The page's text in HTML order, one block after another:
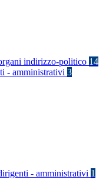
indirizzo-politico 14
- amministrativi 3
- amministrativi 1